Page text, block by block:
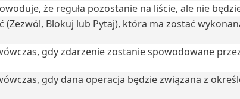
że reguła pozostanie na liście, ale nie
(Zezwól, Blokuj lub Pytaj), która ma zostać
gdy zdarzenie zostanie spowodowane
gdy dana operacja będzie związana z